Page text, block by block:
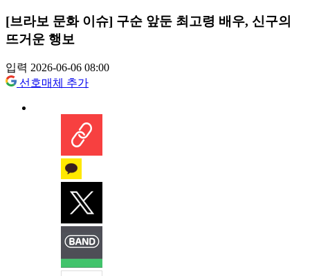
[브라보 문화 이슈] 구순 앞둔 최고령 배우, 신구의
뜨거운 행보
입력 2026-06-06 08:00
선호매체 추가